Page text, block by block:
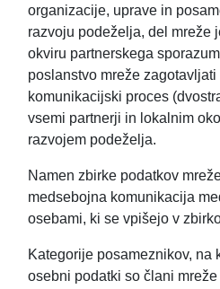
organizacije, uprave in
razvoju podeželja, del mreže
okviru partnerskega
poslanstvo mreže
komunikacijski proces
vsemi partnerji in lokalnim
razvojem podeželja.
Namen zbirke podatkov
medsebojna komunikacija
osebami, ki se vpišejo v
Kategorije posameznikov, na
osebni podatki so člani